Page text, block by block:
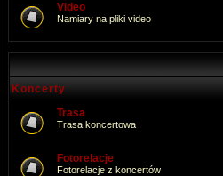
Video
Namiary na pliki video
Koncerty
Trasa
Trasa koncertowa
Fotorelacje
Fotorelacje z koncertów